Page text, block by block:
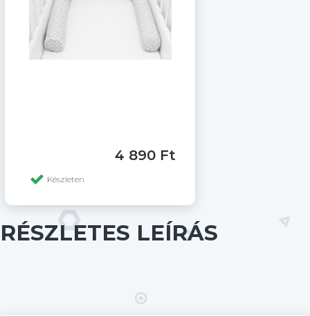
4 890 Ft
Készleten
RÉSZLETES LEÍRÁS